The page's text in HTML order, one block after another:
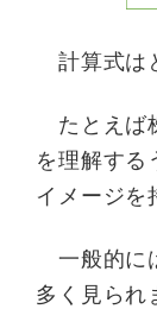
計算式は
たとえば
を理解す
イメージを
一般的に
多く見られ